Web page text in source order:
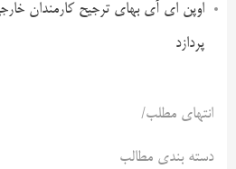
اوپن ای آی بهای ترجیح کارمندان
پردازد
انتهای مطلب/
دسته بندی مطالب